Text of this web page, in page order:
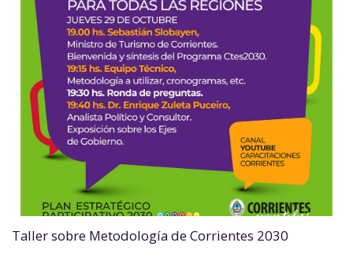
Taller sobre Metodología de Corrientes 2030